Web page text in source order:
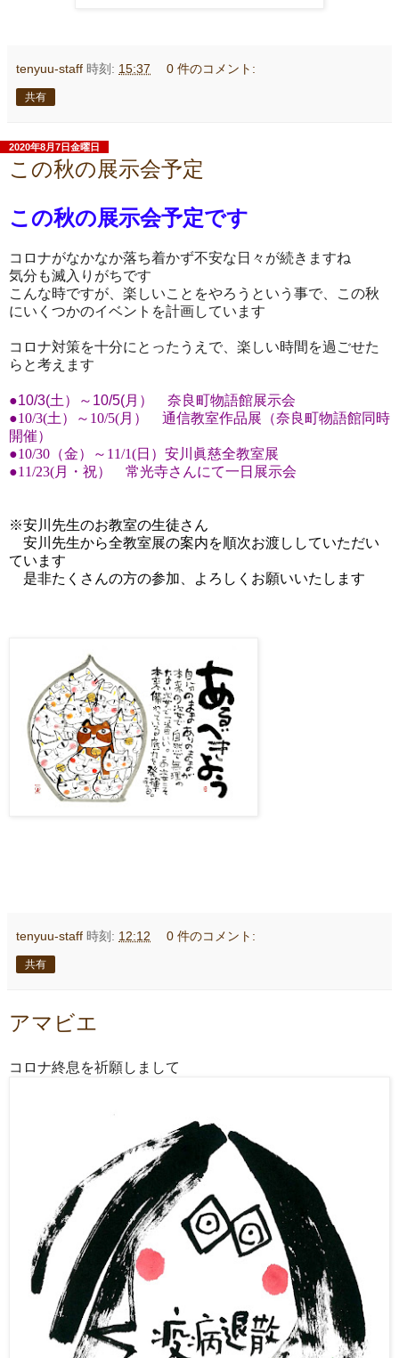
tenyuu-staff 時刻: 15:37 0 件のコメント:
共有
2020年8月7日金曜日
この秋の展示会予定
この秋の展示会予定です
コロナがなかなか落ち着かず不安な日々が続きますね
気分も滅入りがちです
こんな時ですが、楽しいことをやろうという事で、この秋
にいくつかのイベントを計画しています
コロナ対策を十分にとったうえで、楽しい時間を過ごせた
らと考えます
●10/3(土）～10/5(月） 奈良町物語館展示会
●10/3(土）～10/5(月） 通信教室作品展（奈良町物語館同時
開催）
●10/30（金）～11/1(日）安川眞慈全教室展
●11/23(月・祝） 常光寺さんにて一日展示会
※安川先生のお教室の生徒さん
安川先生から全教室展の案内を順次お渡ししていただい
ています
是非たくさんの方の参加、よろしくお願いいたします
tenyuu-staff 時刻: 12:12 0 件のコメント:
共有
アマビエ
コロナ終息を祈願しまして